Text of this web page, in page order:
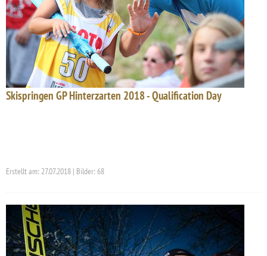
Skispringen GP Hinterzarten 2018 - Qualification Day
Erstellt am: 27.07.2018 | Bilder: 68